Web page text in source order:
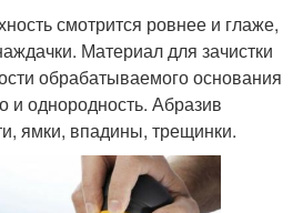
смотрится ровнее и глаже,
Материал для зачистки
обрабатываемого основания
и однородность. Абразив
ямки, впадины, трещинки.